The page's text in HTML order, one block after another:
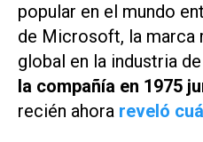
popular en el mundo
de Microsoft, la marca
global en la industria
la compañía en 1975
recién ahora reveló